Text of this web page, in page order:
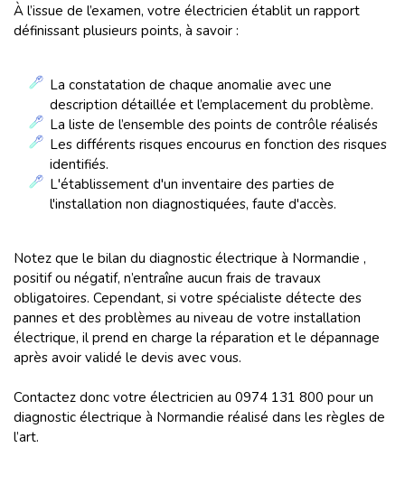
À l’issue de l’examen, votre électricien établit un rapport
définissant plusieurs points, à savoir :
La constatation de chaque anomalie avec une
description détaillée et l’emplacement du problème.
La liste de l’ensemble des points de contrôle réalisés
Les différents risques encourus en fonction des risques
identifiés.
L'établissement d'un inventaire des parties de
l'installation non diagnostiquées, faute d'accès.
Notez que le bilan du diagnostic électrique à Normandie ,
positif ou négatif, n’entraîne aucun frais de travaux
obligatoires. Cependant, si votre spécialiste détecte des
pannes et des problèmes au niveau de votre installation
électrique, il prend en charge la réparation et le dépannage
après avoir validé le devis avec vous.
Contactez donc votre électricien au 0974 131 800 pour un
diagnostic électrique à Normandie réalisé dans les règles de
l’art.